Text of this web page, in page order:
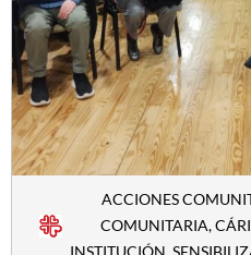
ACCIONES
COMUNITARIA,